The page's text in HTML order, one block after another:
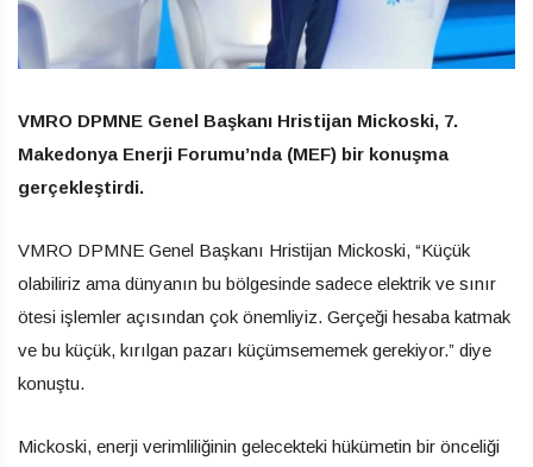
VMRO DPMNE Genel Başkanı Hristijan Mickoski, 7.
Makedonya Enerji Forumu’nda (MEF) bir konuşma
gerçekleştirdi.
VMRO DPMNE Genel Başkanı Hristijan Mickoski, “Küçük
olabiliriz ama dünyanın bu bölgesinde sadece elektrik ve sınır
ötesi işlemler açısından çok önemliyiz. Gerçeği hesaba katmak
ve bu küçük, kırılgan pazarı küçümsememek gerekiyor.” diye
konuştu.
Mickoski, enerji verimliliğinin gelecekteki hükümetin bir önceliği